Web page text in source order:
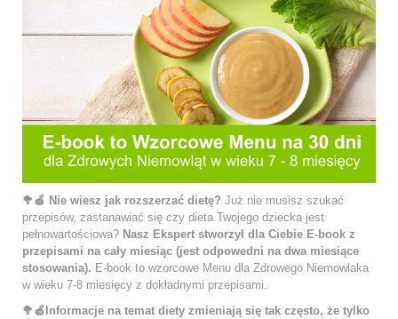
🥦🍏 Nie wiesz jak rozszerzać dietę? Już nie musisz szukać
przepisów, zastanawiać się czy dieta Twojego dziecka jest
pełnowartościowa? Nasz Ekspert stworzył dla Ciebie E-book z
przepisami na cały miesiąc (jest odpowedni na dwa miesiące
stosowania). E-book to wzorcowe Menu dla Zdrowego Niemowlaka
w wieku 7-8 miesięcy z dokładnymi przepisami.
🥦🍏Informacje na temat diety zmieniają się tak często, że tylko